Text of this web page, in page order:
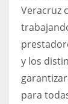
Veracruz
y los
para